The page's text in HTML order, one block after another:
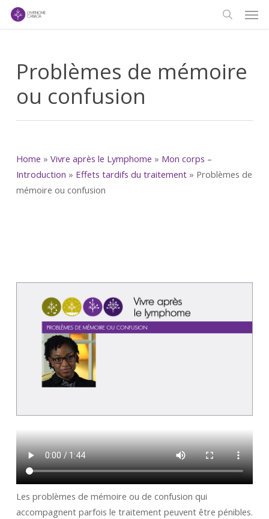
Skip
Problèmes de mémoire
ou confusion
Home » Vivre après le Lymphome » Mon corps –
Introduction » Effets tardifs du traitement» Problèmes de
mémoire ou confusion
Les problèmes de mémoire ou de confusion qui
accompagnent parfois le traitement peuvent être pénibles.